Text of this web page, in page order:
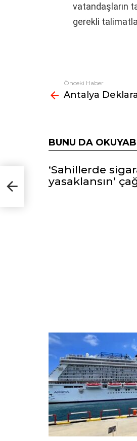
vatandaşların
gerekli
Fazlasına
bak
Önceki Haber
Antalya
BUNU DA
‘Sahillerde
yasaklansın’